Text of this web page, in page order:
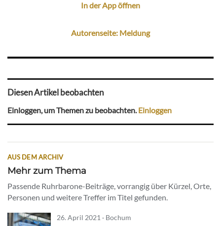
In der App öffnen
Autorenseite: Meldung
Diesen Artikel beobachten
Einloggen, um Themen zu beobachten.Einloggen
AUS DEM ARCHIV
Mehr zum Thema
Passende Ruhrbarone-Beiträge, vorrangig über Kürzel, Orte,
Personen und weitere Treffer im Titel gefunden.
26. April 2021 · Bochum